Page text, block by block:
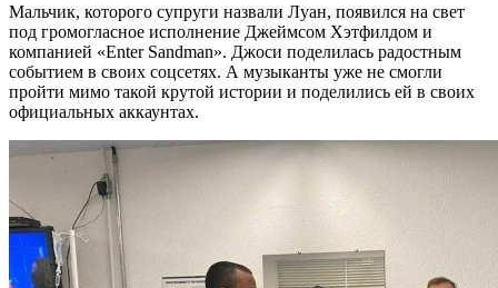
Мальчик, которого супруги назвали Луан, появился на свет
под громогласное исполнение Джеймсом Хэтфилдом и
компанией «Enter Sandman». Джоси поделилась радостным
событием в своих соцсетях. А музыканты уже не смогли
пройти мимо такой крутой истории и поделились ей в своих
официальных аккаунтах.